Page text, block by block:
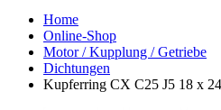
Home
Online-Shop
Motor / Kupplung / Getriebe
Dichtungen
Kupferring CX C25 J5 18 x